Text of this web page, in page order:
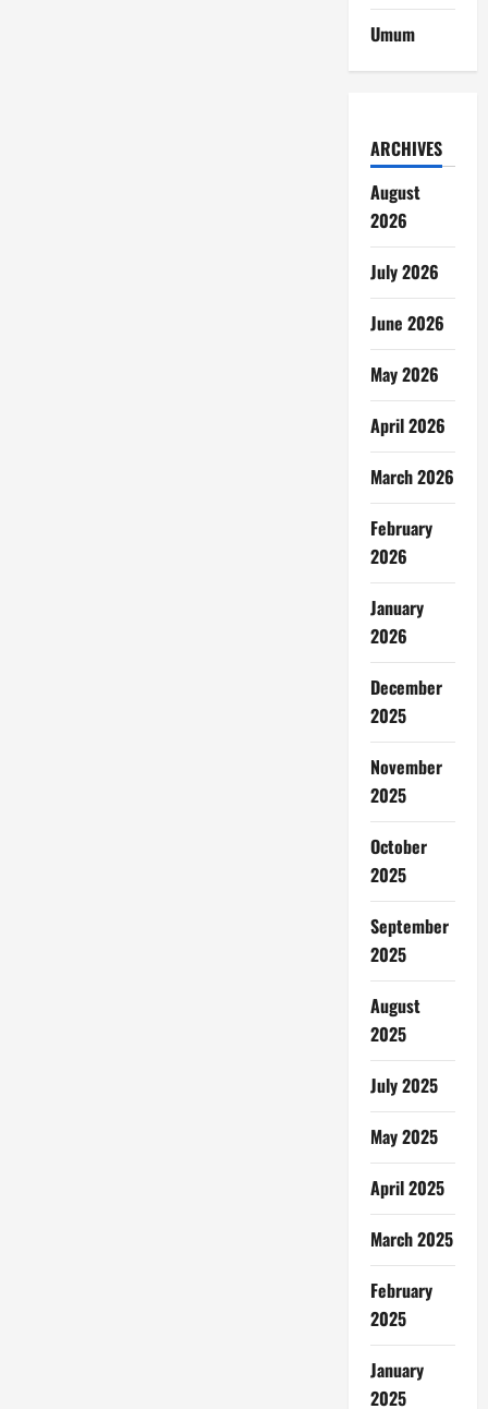
Umum
ARCHIVES
August
2026
July 2026
June 2026
May 2026
April 2026
March 2026
February
2026
January
2026
December
2025
November
2025
October
2025
September
2025
August
2025
July 2025
May 2025
April 2025
March 2025
February
2025
January
2025